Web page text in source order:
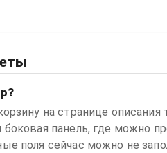
на странице
боковая панель, где можно
поля сейчас можно не